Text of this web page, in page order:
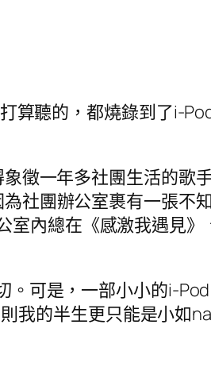
算聽的，都燒錄到了i-
徵一年多社團生活的歌
社團辦公室裹有一張不
室內總在《感激我遇見
可是，一部小小的i-
我的半生更只能是小如